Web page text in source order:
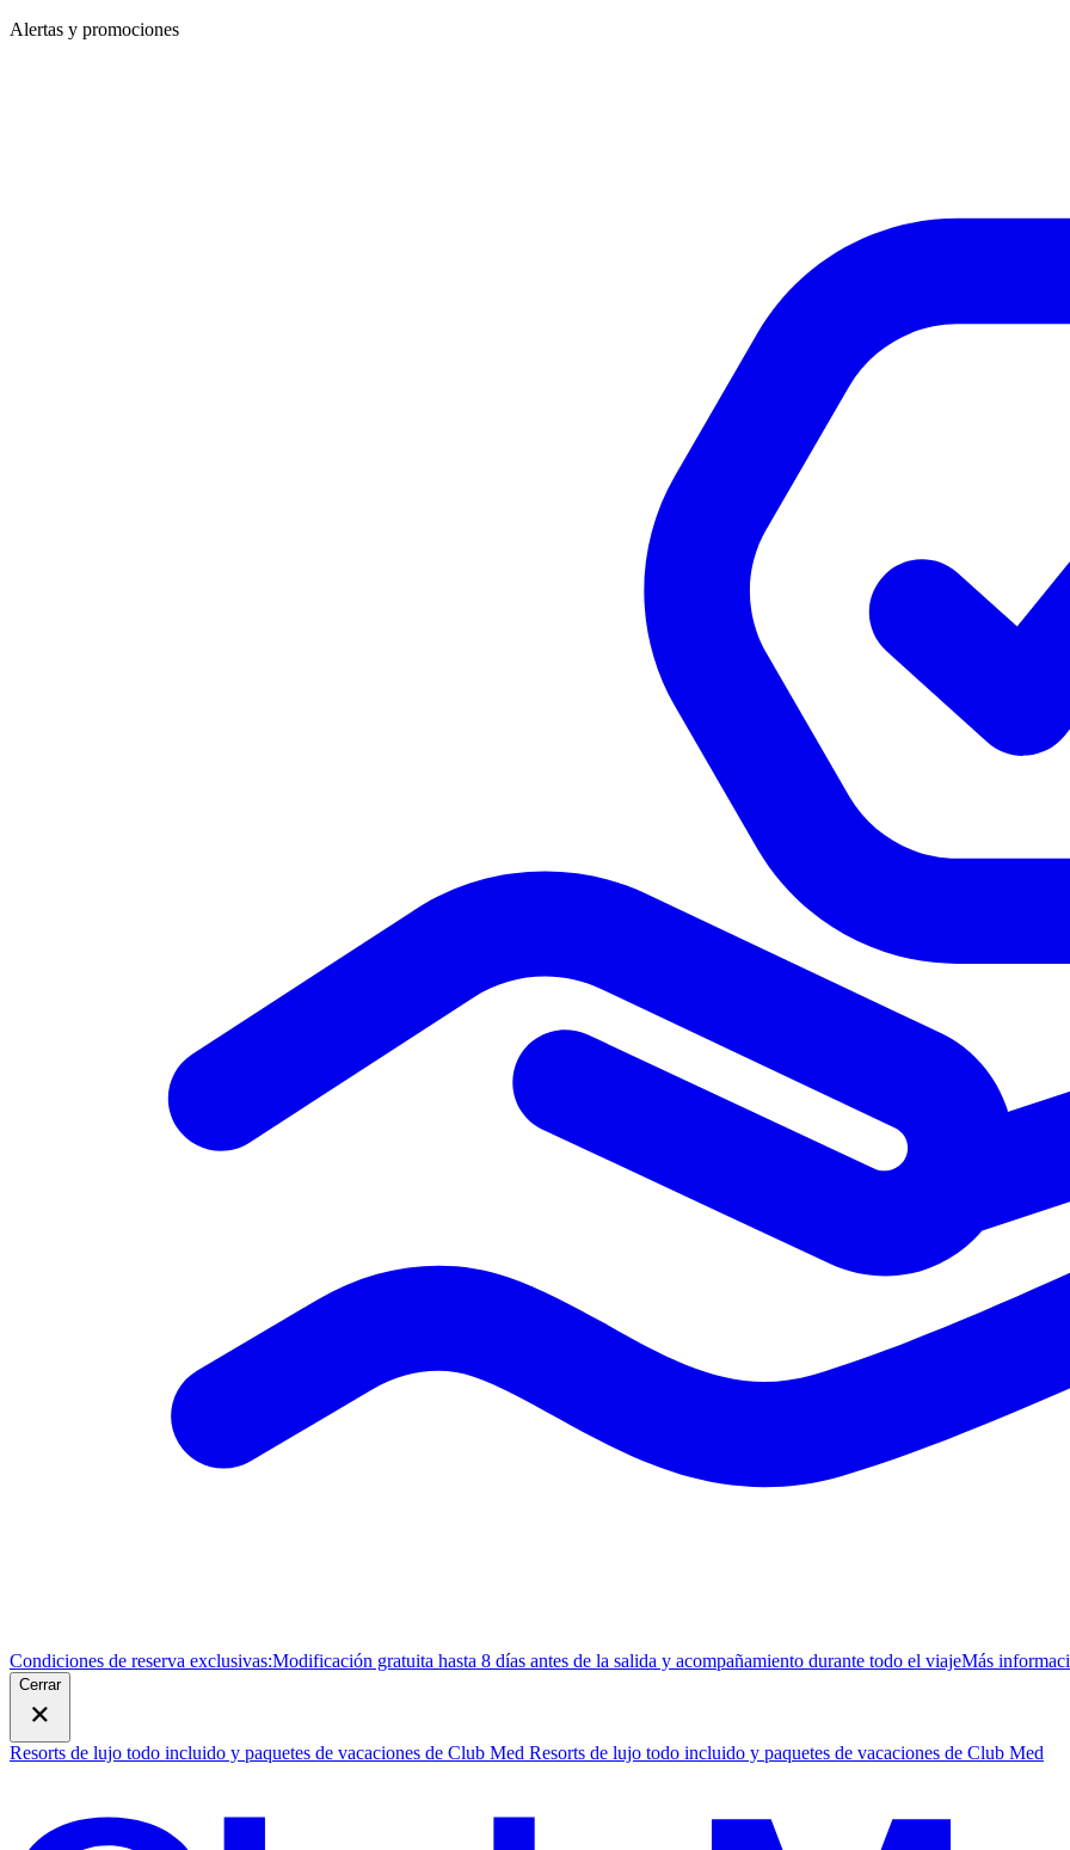
Alertas y promociones
Condiciones de reserva exclusivas:Modificación gratuita hasta 8 días antes de la salida y acompañamiento durante todo el viajeMás
Cerrar
Resorts de lujo todo incluido y paquetes de vacaciones de Club Med Resorts de lujo todo incluido y paquetes de vacaciones de Club Med